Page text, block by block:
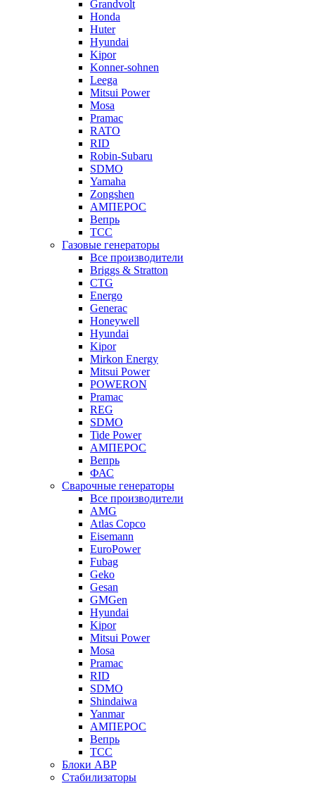
Grandvolt
Honda
Huter
Hyundai
Kipor
Konner-sohnen
Leega
Mitsui Power
Mosa
Pramac
RATO
RID
Robin-Subaru
SDMO
Yamaha
Zongshen
АМПЕРОС
Вепрь
ТСС
Газовые генераторы
Все производители
Briggs & Stratton
CTG
Energo
Generac
Honeywell
Hyundai
Kipor
Mirkon Energy
Mitsui Power
POWERON
Pramac
REG
SDMO
Tide Power
АМПЕРОС
Вепрь
ФАС
Сварочные генераторы
Все производители
AMG
Atlas Copco
Eisemann
EuroPower
Fubag
Geko
Gesan
GMGen
Hyundai
Kipor
Mitsui Power
Mosa
Pramac
RID
SDMO
Shindaiwa
Yanmar
АМПЕРОС
Вепрь
ТСС
Блоки АВР
Стабилизаторы